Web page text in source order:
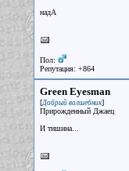
надА
Пол:
Репутация: +864
Green Eyesman
[Добрый волшебник]
Прирожденный Джаец
И тишина...